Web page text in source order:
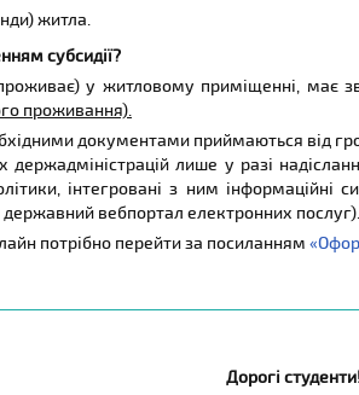
житла.
субсидії?
у житловому приміщенні, має
проживання).
документами приймаються від
держадміністрацій лише у разі
інтегровані з ним інформаційні
вебпортал електронних послуг).
потрібно перейти за посиланням
Дорогі